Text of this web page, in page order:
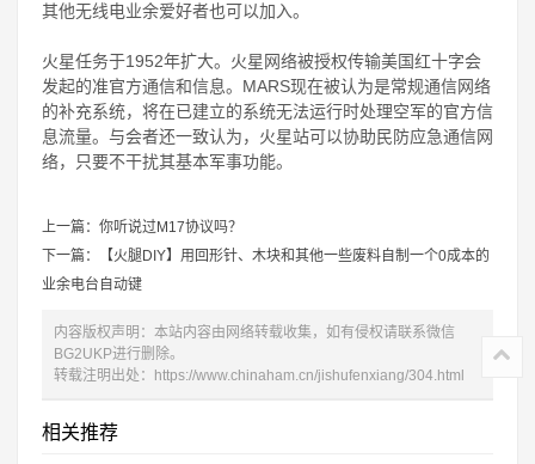
其他无线电业余爱好者也可以加入。
火星任务于1952年扩大。火星网络被授权传输美国红十字会
发起的准官方通信和信息。MARS现在被认为是常规通信网络
的补充系统，将在已建立的系统无法运行时处理空军的官方信
息流量。与会者还一致认为，火星站可以协助民防应急通信网
络，只要不干扰其基本军事功能。
上一篇：你听说过M17协议吗？
下一篇：【火腿DIY】用回形针、木块和其他一些废料自制一个0成本的
业余电台自动键
内容版权声明：本站内容由网络转载收集，如有侵权请联系微信
BG2UKP进行删除。
转载注明出处：
https://www.chinaham.cn/jishufenxiang/304.html
相关推荐